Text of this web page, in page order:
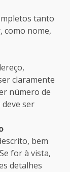
tanto
como nome,
claramente
número de
ser
bem
for à vista,
detalhes